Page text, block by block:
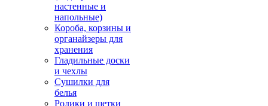
настенные и
напольные)
Короба, корзины и
органайзеры для
хранения
Гладильные доски
и чехлы
Сушилки для
белья
Ролики и щетки